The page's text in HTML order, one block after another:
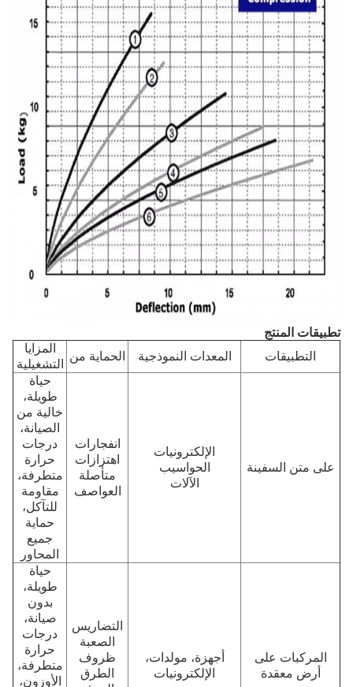
تطبيقات المنتج
التطبيقات المعدات النموذجية الحماية من
المزايا
التشغيلية
على متن السفينة
الإلكترونيات
الحواسيب
الآلات
انفجارات
اهتزازات
متأصلة
العواصف
حياة
طويلة،
خالية من
الصيانة،
درجات
حرارة
متطرفة،
مقاومة
للتآكل،
حماية
جميع
المحاور
المركبات على
أرض معقدة
أجهزة، مولدات،
الإلكترونيات
التضاريس
الصعبة
ظروف
الطرق
حياة
طويلة،
بدون
صيانة،
درجات
حرارة
متطرفة،
الأوزون،